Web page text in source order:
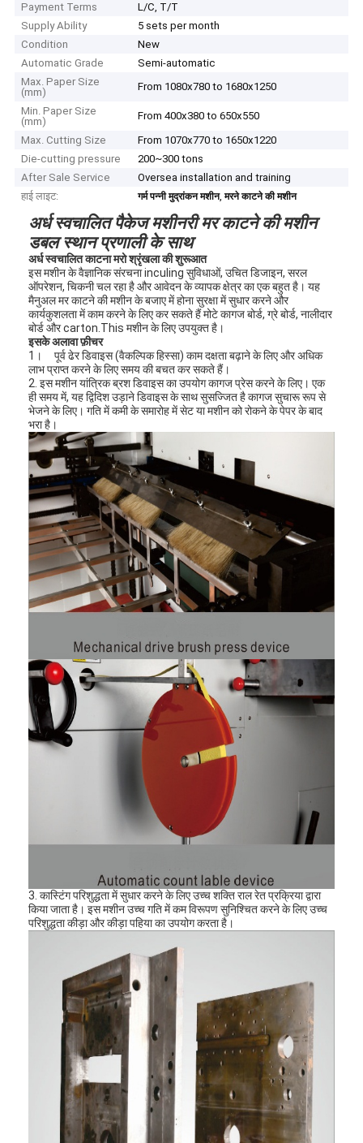
उत्पादों
वीडियो
Payment Terms
L/C, T/T
Supply Ability
5 sets per month
Condition
New
Automatic Grade
Semi-automatic
Max. Paper Size
(mm)
From 1080x780 to 1680x1250
Min. Paper Size
(mm)
From 400x380 to 650x550
Max. Cutting Size
From 1070x770 to 1650x1220
Die-cutting pressure
200~300 tons
After Sale Service
Oversea installation and training
हाई लाइट:
गर्म पन्नी मुद्रांकन मशीन,मरने काटने की मशीन
अर्ध स्वचालित पैकेज मशीनरी मर काटने की मशीन
डबल स्थान प्रणाली के साथ
अर्ध स्वचालित काटना मरो श्रृंखला की शुरूआत
इस मशीन के वैज्ञानिक संरचना inculing सुविधाओं, उचित डिजाइन, सरल
ऑपरेशन, चिकनी चल रहा है और आवेदन के व्यापक क्षेत्र का एक बहुत है। यह
मैनुअल मर काटने की मशीन के बजाए में होना सुरक्षा में सुधार करने और
कार्यकुशलता में काम करने के लिए कर सकते हैं मोटे कागज बोर्ड, ग्रे बोर्ड, नालीदार
बोर्ड और carton.This मशीन के लिए उपयुक्त है।
इसके अलावा फ़ीचर
1।
पूर्व ढेर डिवाइस (वैकल्पिक हिस्सा) काम दक्षता बढ़ाने के लिए और अधिक
लाभ प्राप्त करने के लिए समय की बचत कर सकते हैं।
2. इस मशीन यांत्रिक ब्रश डिवाइस का उपयोग कागज प्रेस करने के लिए। एक
ही समय में, यह द्विदिश उड़ाने डिवाइस के साथ सुसज्जित है कागज सुचारू रूप से
भेजने के लिए। गति में कमी के समारोह में सेट या मशीन को रोकने के पेपर के बाद
भरा है।
3. कास्टिंग परिशुद्धता में सुधार करने के लिए उच्च शक्ति राल रेत प्रक्रिया द्वारा
किया जाता है। इस मशीन उच्च गति में कम विरूपण सुनिश्चित करने के लिए उच्च
परिशुद्धता कीड़ा और कीड़ा पहिया का उपयोग करता है।